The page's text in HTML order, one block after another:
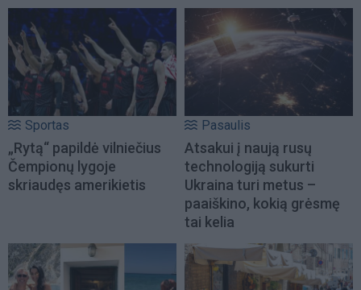
Sportas
„Rytą“ papildė vilniečius
Čempionų lygoje
skriaudęs amerikietis
Pasaulis
Atsakui į naują rusų
technologiją sukurti
Ukraina turi metus –
paaiškino, kokią grėsmę
tai kelia